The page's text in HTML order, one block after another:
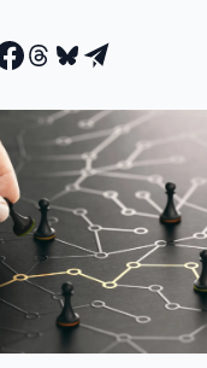
Partager
sur
Threads
Partager
sur
Bluesky
Partager
par
email